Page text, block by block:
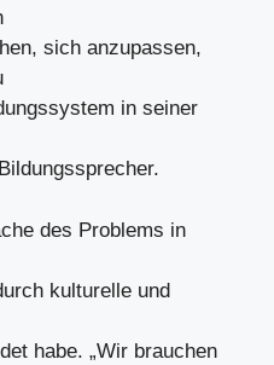
sich anzupassen,
in seiner
des Problems in
kulturelle und
habe. „Wir brauchen